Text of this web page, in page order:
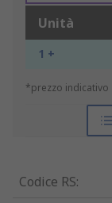
Unità
1 +
*prezzo indicativo
Codice RS: